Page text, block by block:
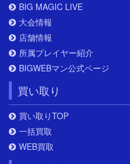
BIG MAGIC LIVE
大会情報
店舗情報
所属プレイヤー紹介
BIGWEBマン公式ページ
買い取り
買い取りTOP
一括買取
WEB買取